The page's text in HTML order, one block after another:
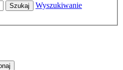
Szukaj
Wyszukiwanie